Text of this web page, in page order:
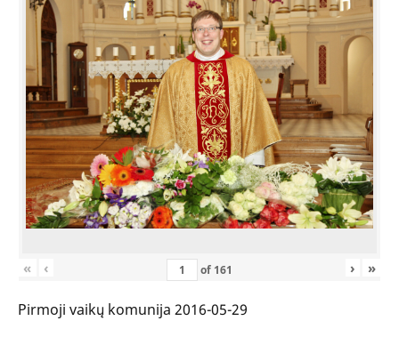
« ‹ of 161 › »
Pirmoji vaikų komunija 2016-05-29